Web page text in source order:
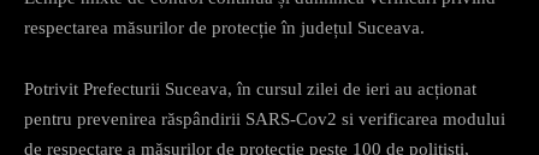
respectarea măsurilor de protecție în județul Suceava.
Potrivit Prefecturii Suceava, în cursul zilei de ieri au acționat
pentru prevenirea răspândirii SARS-Cov2 si verificarea modului
de respectare a măsurilor de protecție peste 100 de polițiști,